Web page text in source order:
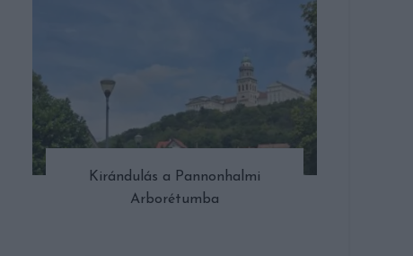
Kirándulás a Pannonhalmi
Arborétumba